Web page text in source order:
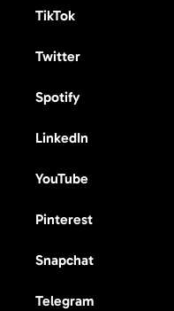
TikTok
Twitter
Spotify
LinkedIn
YouTube
Pinterest
Snapchat
Telegram